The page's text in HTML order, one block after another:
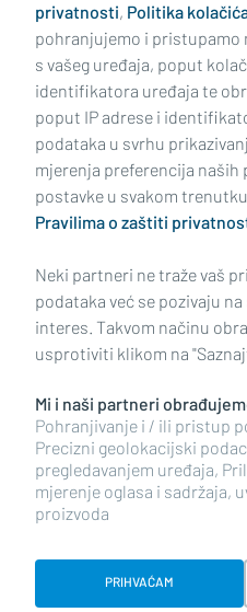
VIDI
Impressum Uvjeti korištenja
Politika kolačića Kontakt
Oglašavanje
RUBRIKE
BRODSKO-POSAVSKA ŽUPANIJA
POŽEŠKO-SLAVONSKA ŽUPANIJA
privatnosti, Politika
pohranjujemo i
s vašeg uređaja, poput
identifikatora uređaja te
poput IP adrese i
podataka u svrhu
mjerenja preferencija naših
postavke u svakom
Pravilima o zaštiti
Neki partneri ne traže vaš
podataka već se pozivaju
interes. Takvom načinu
usprotiviti klikom na
Mi i naši partneri
Pohranjivanje i / ili pristup
Precizni geolokacijski
pregledavanjem uređaja,
mjerenje oglasa i sadržaja,
proizvoda
PRIHVAĆAM